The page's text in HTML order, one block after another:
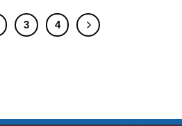
3 4